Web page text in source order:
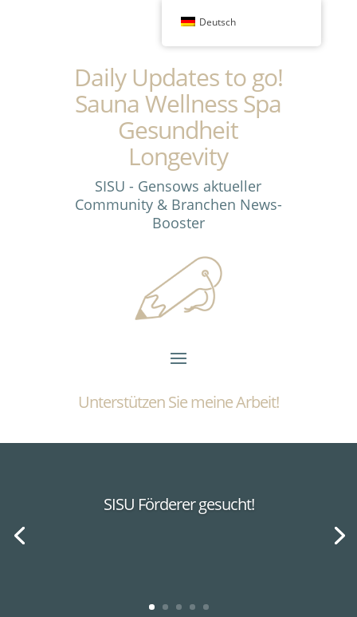
Daily Updates to go!
Sauna Wellness Spa
Gesundheit
Longevity
SISU - Gensows aktueller
Community & Branchen News-
Booster
Unterstützen Sie meine Arbeit!
SISU Förderer gesucht!
Deutsch